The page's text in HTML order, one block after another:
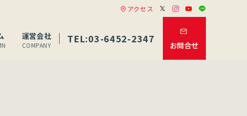
アクセス
運営会社
COMPANY
TEL:03-6452-2347
お問合せ